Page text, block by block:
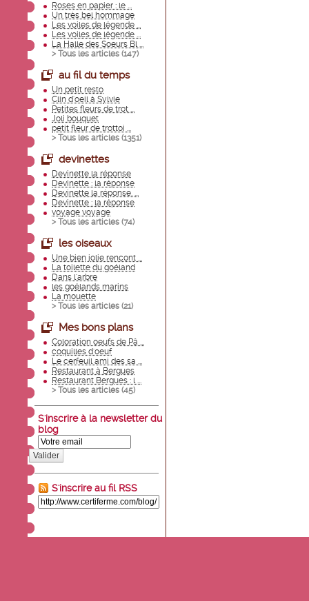
Roses en papier : le ...
Un très bel hommage
Les voiles de légende ...
Les voiles de légende ...
La Halle des Soeurs Bl ...
> Tous les articles (147)
au fil du temps
Un petit resto
Clin d'oeil à Sylvie
Petites fleurs de trot ...
Joli bouquet
petit fleur de trottoi ...
> Tous les articles (1351)
devinettes
Devinette la réponse
Devinette : la réponse
Devinette la réponse. ...
Devinette : la réponse
voyage voyage
> Tous les articles (74)
les oiseaux
Une bien jolie rencont ...
La toilette du goéland
Dans l'arbre
les goélands marins
La mouette
> Tous les articles (21)
Mes bons plans
Coloration oeufs de Pâ ...
coquilles d'oeuf
Le cerfeuil ami des sa ...
Restaurant à Bergues
Restaurant Bergues : l ...
> Tous les articles (45)
S'inscrire à la newsletter du
blog
Valider
S'inscrire au fil RSS